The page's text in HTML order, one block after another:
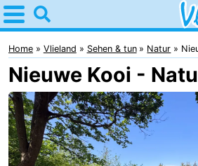
Home
Vlieland
Tipps
Für
kindern
Oost-
Home Vlieland Sehen & tun Natur
Nieuwe Kooi -